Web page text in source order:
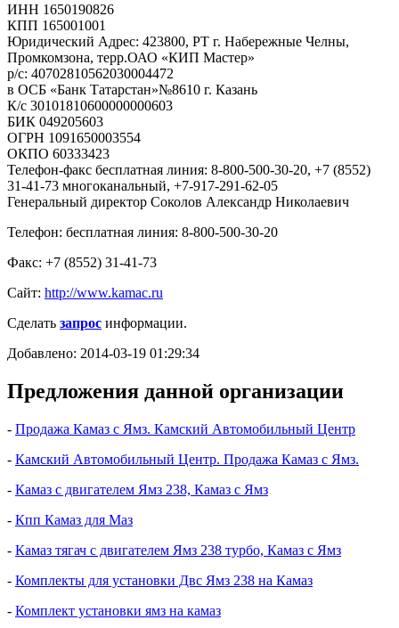
ИНН 1650190826
КПП 165001001
Юридический Адрес: 423800, РТ г. Набережные Челны,
Промкомзона, терр.ОАО «КИП Мастер»
р/с: 40702810562030004472
в ОСБ «Банк Татарстан»№8610 г. Казань
К/с 30101810600000000603
БИК 049205603
ОГРН 1091650003554
ОКПО 60333423
Телефон-факс бесплатная линия: 8-800-500-30-20, +7 (8552)
31-41-73 многоканальный, +7-917-291-62-05
Генеральный директор Соколов Александр Николаевич
Телефон: бесплатная линия: 8-800-500-30-20
Факс: +7 (8552) 31-41-73
Сайт: http://www.kamac.ru
Сделать запрос информации.
Добавлено: 2014-03-19 01:29:34
Предложения данной организации
- Продажа Камаз с Ямз. Камский Автомобильный Центр
- Камский Автомобильный Центр. Продажа Камаз с Ямз.
- Камаз с двигателем Ямз 238, Камаз с Ямз
- Кпп Камаз для Маз
- Камаз тягач с двигателем Ямз 238 турбо, Камаз с Ямз
- Комплекты для установки Двс Ямз 238 на Камаз
- Комплект установки ямз на камаз